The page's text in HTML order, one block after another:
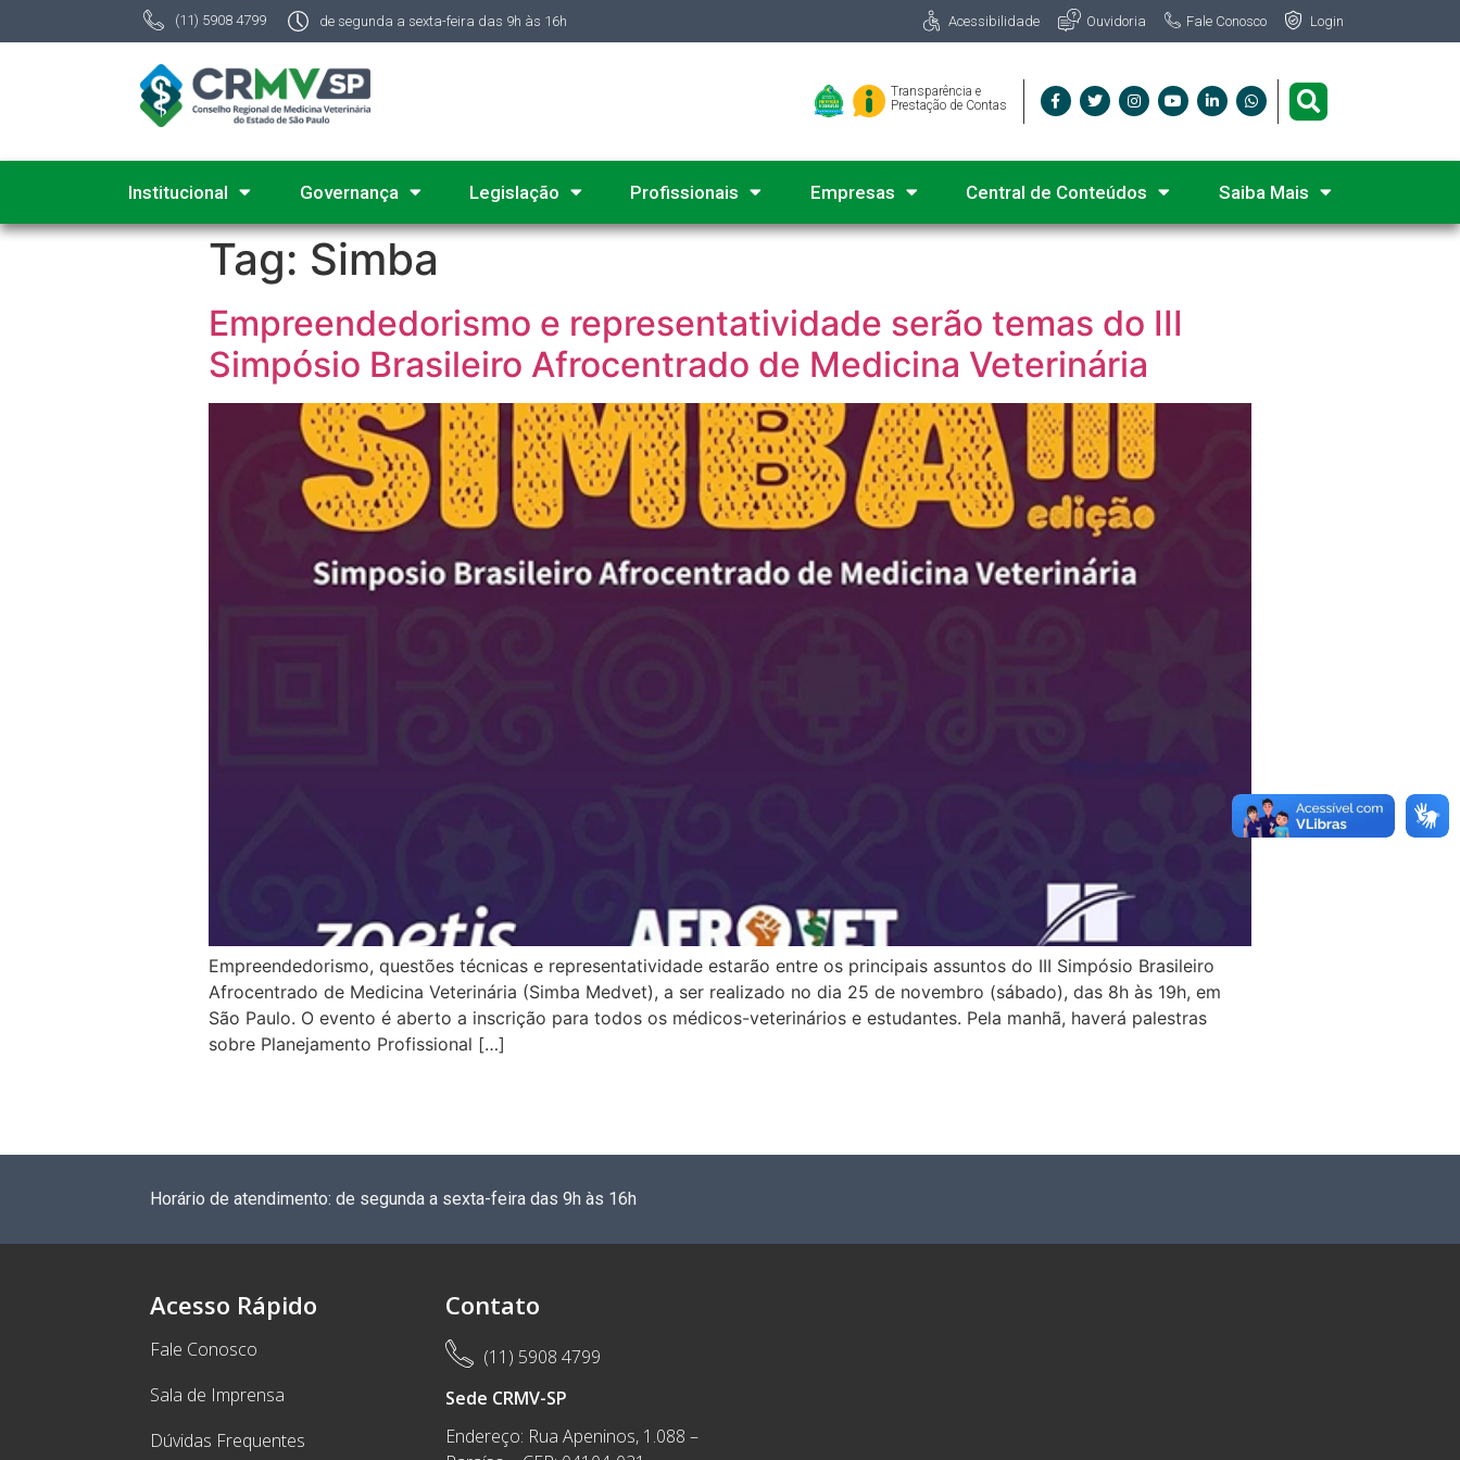
(11) 5908 4799 de segunda a sexta-feira das 9h às 16h Acessibilidade Ouvidoria Fale Conosco Login
Transparência e
Prestação de Contas
Institucional Governança Legislação Profissionais Empresas Central de Conteúdos Saiba Mais
Tag: Simba
Empreendedorismo e representatividade serão temas do III
Simpósio Brasileiro Afrocentrado de Medicina Veterinária
Empreendedorismo, questões técnicas e representatividade estarão entre os principais assuntos do III Simpósio Brasileiro
Afrocentrado de Medicina Veterinária (Simba Medvet), a ser realizado no dia 25 de novembro (sábado), das 8h às 19h, em
São Paulo. O evento é aberto a inscrição para todos os médicos-veterinários e estudantes. Pela manhã, haverá palestras
sobre Planejamento Profissional […]
Horário de atendimento: de segunda a sexta-feira das 9h às 16h
Acesso Rápido
Fale Conosco
Sala de Imprensa
Dúvidas Frequentes
Contato
(11) 5908 4799
Sede CRMV-SP
Endereço: Rua Apeninos, 1.088 –